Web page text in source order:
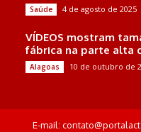
Saúde 4 de agosto de 2025
VÍDEOS mostram
fábrica na parte alta
Alagoas 10 de outubro de
E-mail: